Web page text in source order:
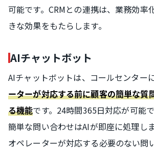
可能です。CRMとの連携は、業務効率
きな効果をもたらします。
AIチャットボット
AIチャットボットは、コールセンター
ーターが対応する前に顧客の簡単な質
る機能です。24時間365日対応が可能
簡単な問い合わせはAIが即座に処理し
オペレーターが対応する必要のない問